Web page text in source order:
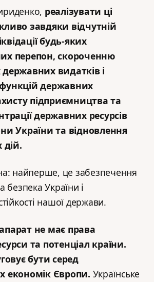
реалізувати ці
завдяки відчутній
будь-яких
перепон, скороченню
видатків і
державних
підприємництва та
державних ресурсів
України та відновлення
дій.
найперше, це забезпечення
України і
нашої держави.
не має права
та потенціал країни.
бути серед
економік Європи. Українське